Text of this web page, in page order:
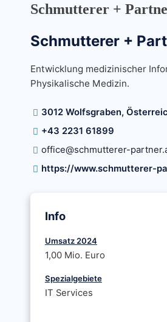
Schmutterer +
Schmutterer +
Entwicklung medizinischer
Physikalische Medizin.
3012 Wolfsgraben,
+43 2231 61899
office@schmutterer-
https://www.schmutterer-
Info
Umsatz 2024
1,00 Mio. Euro
Spezialgebiete
IT Services